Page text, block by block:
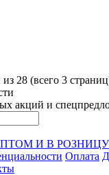
28 (всего 3
акций и
И В
Оплата